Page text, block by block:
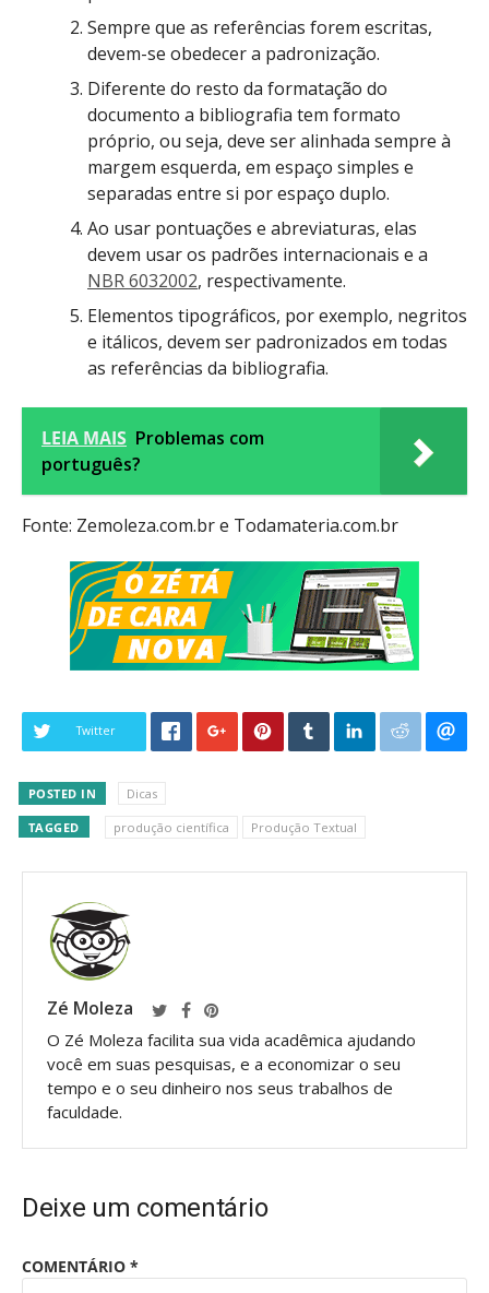
Sempre que as referências forem escritas,
devem-se obedecer a padronização.
Diferente do resto da formatação do
documento a bibliografia tem formato
próprio, ou seja, deve ser alinhada sempre à
margem esquerda, em espaço simples e
separadas entre si por espaço duplo.
Ao usar pontuações e abreviaturas, elas
devem usar os padrões internacionais e a
NBR 6032002, respectivamente.
Elementos tipográficos, por exemplo, negritos
e itálicos, devem ser padronizados em todas
as referências da bibliografia.
LEIA MAIS Problemas com
português?
Fonte: Zemoleza.com.br e Todamateria.com.br
Twitter
POSTED IN Dicas
TAGGED produção científica Produção Textual
Zé Moleza
O Zé Moleza facilita sua vida acadêmica ajudando
você em suas pesquisas, e a economizar o seu
tempo e o seu dinheiro nos seus trabalhos de
faculdade.
Deixe um comentário
COMENTÁRIO *